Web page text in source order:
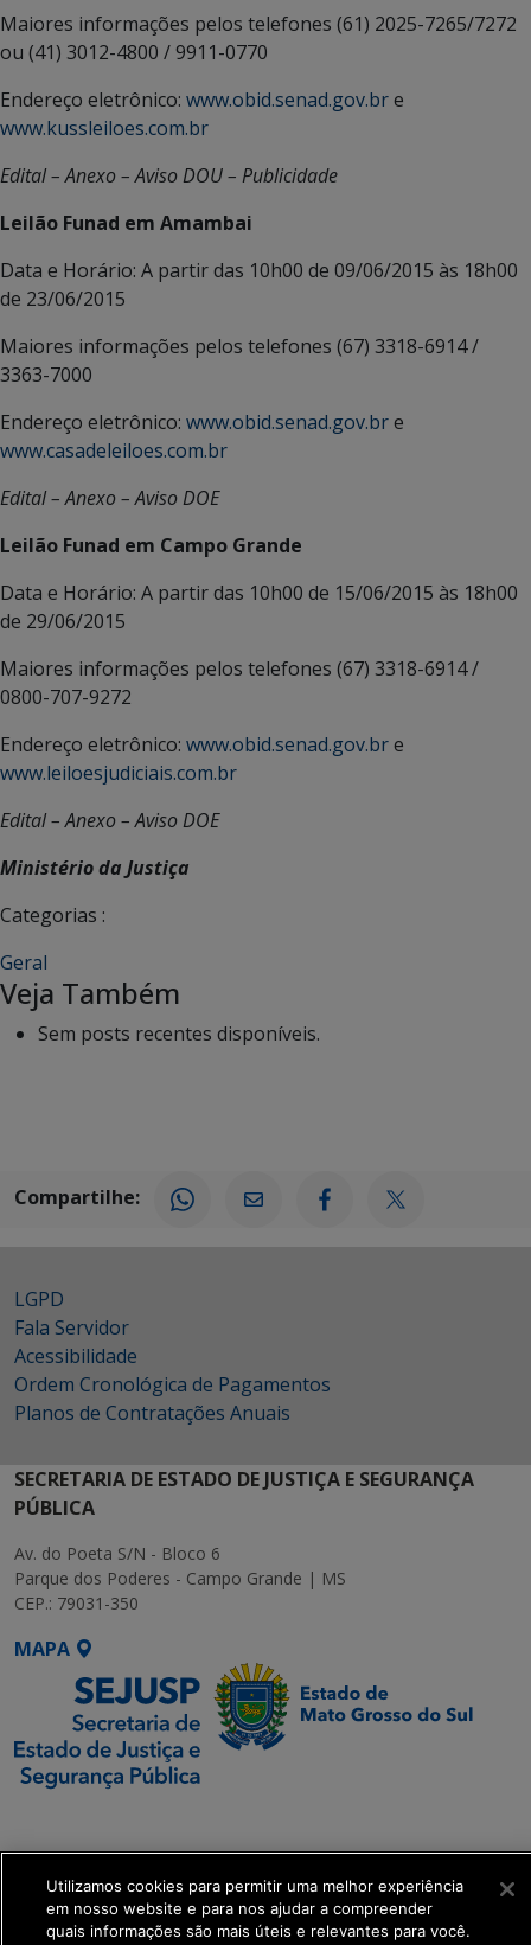
Maiores informações pelos telefones (61) 2025-7265/7272
ou (41) 3012-4800 / 9911-0770
Endereço eletrônico: www.obid.senad.gov.bre
www.kussleiloes.com.br
Edital – Anexo – Aviso DOU – Publicidade
Leilão Funad em Amambai
Data e Horário: A partir das 10h00 de 09/06/2015 às 18h00
de 23/06/2015
Maiores informações pelos telefones (67) 3318-6914 /
3363-7000
Endereço eletrônico: www.obid.senad.gov.bre
www.casadeleiloes.com.br
Edital – Anexo – Aviso DOE
Leilão Funad em Campo Grande
Data e Horário: A partir das 10h00 de 15/06/2015 às 18h00
de 29/06/2015
Maiores informações pelos telefones (67) 3318-6914 /
0800-707-9272
Endereço eletrônico: www.obid.senad.gov.bre
www.leiloesjudiciais.com.br
Edital – Anexo – Aviso DOE
Ministério da Justiça
Categorias :
Geral
Veja Também
Sem posts recentes disponíveis.
Compartilhe:
LGPD
Fala Servidor
Acessibilidade
Ordem Cronológica de Pagamentos
Planos de Contratações Anuais
SECRETARIA DE ESTADO DE JUSTIÇA E SEGURANÇA
PÚBLICA
Av. do Poeta S/N - Bloco 6
Parque dos Poderes - Campo Grande | MS
CEP.: 79031-350
MAPA
Executiva de
Transformação Digital
get_footer();
Utilizamos cookies para permitir uma melhor experiência
em nosso website e para nos ajudar a compreender
quais informações são mais úteis e relevantes para você.